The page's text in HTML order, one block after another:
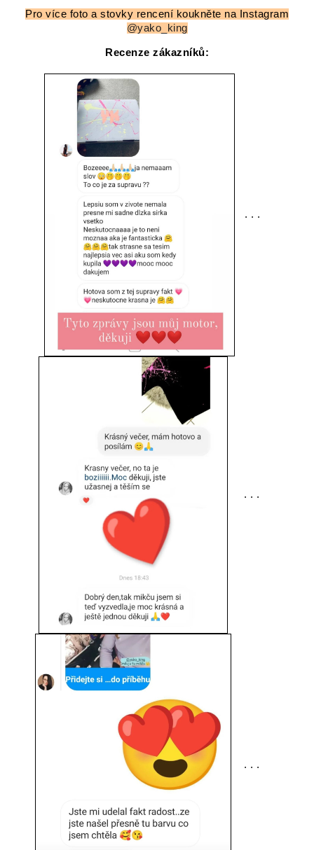
Pro více foto a stovky rencení koukněte na Instagram
@yako_king
Recenze zákazníků:
. . .
. . .
. . .